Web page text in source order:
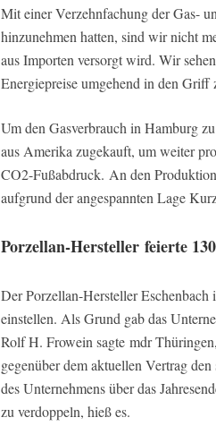
Mit einer Verzehnfachung der Gas-
hinzunehmen hatten, sind wir nicht
aus Importen versorgt wird. Wir
Energiepreise umgehend in den Griff
Um den Gasverbrauch in Hamburg
aus Amerika zugekauft, um weiter
CO2-Fußabdruck. An den
aufgrund der angespannten Lage
Porzellan-Hersteller feierte
Der Porzellan-Hersteller
einstellen. Als Grund gab das
Rolf H. Frowein sagte mdr Thüringen
gegenüber dem aktuellen Vertrag
des Unternehmens über das
zu verdoppeln, hieß es.